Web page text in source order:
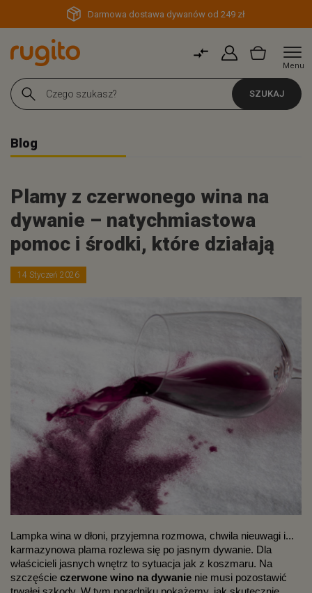
Darmowa dostawa dywanów od 249 zł
Menu
SZUKAJ
Blog
Plamy z czerwonego wina na
dywanie – natychmiastowa
pomoc i środki, które działają
14 Styczeń 2026
Lampka wina w dłoni, przyjemna rozmowa, chwila nieuwagi i...
karmazynowa plama rozlewa się po jasnym dywanie. Dla
właścicieli jasnych wnętrz to sytuacja jak z koszmaru. Na
szczęście czerwone wino na dywanie nie musi pozostawić